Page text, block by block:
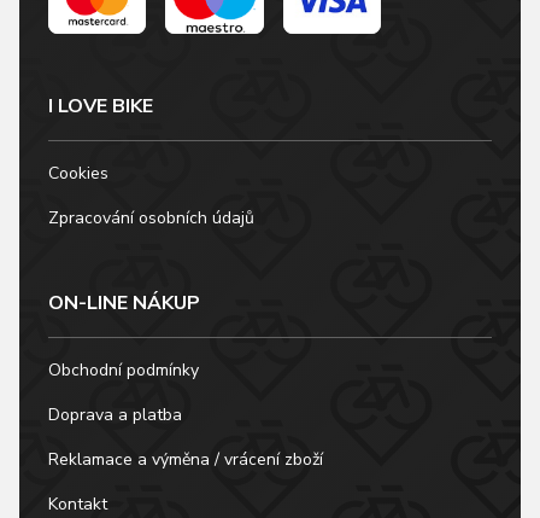
I LOVE BIKE
Cookies
Zpracování osobních údajů
ON-LINE NÁKUP
Obchodní podmínky
Doprava a platba
Reklamace a výměna / vrácení zboží
Kontakt